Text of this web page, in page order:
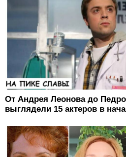
От Андрея Леонова до
выглядели 15 актеров в